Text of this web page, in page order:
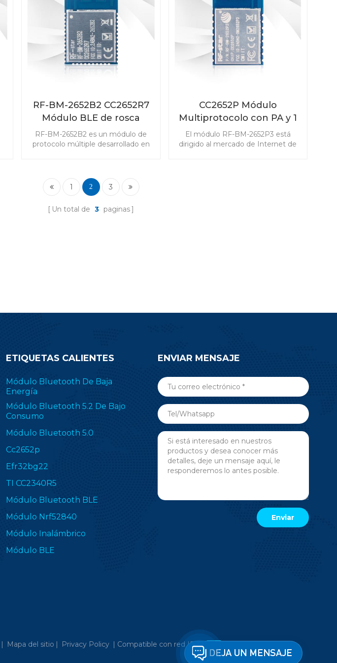
de diseño de RF.
RF-BM-2652B2 CC2652R7
Módulo BLE de rosca
ZigBee Matter
RF-BM-2652B2 es un módulo de
protocolo múltiple desarrollado en
participar en la materia. RF-BM-
2652B2 es un módulo ideal para su
relacionados con aplicaciones
CC2652P Módulo
Multiprotocolo con PA y 1
MB Flash integrado RF-
BM-2652P3
El módulo RF-BM-2652P3 está
dirigido al mercado de Internet de
1 2 3
Un total de 3 paginas
ETIQUETAS CALIENTES
Módulo Bluetooth De Baja
Energía
Módulo Bluetooth 5.2 De Bajo
Consumo
Módulo Bluetooth 5.0
Cc2652p
Efr32bg22
TI CC2340R5
Módulo Bluetooth BLE
Módulo Nrf52840
Módulo Inalámbrico
Módulo BLE
ENVIAR MENSAJE
| Mapa del sitio | Privacy Policy | Compatible con red IPv6
DEJA UN MENSAJE